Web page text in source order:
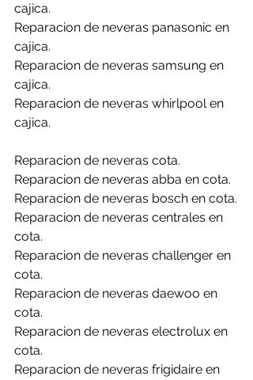
cajica.
Reparacion de neveras panasonic en
cajica.
Reparacion de neveras samsung en
cajica.
Reparacion de neveras whirlpool en
cajica.
Reparacion de neveras cota.
Reparacion de neveras abba en cota.
Reparacion de neveras bosch en cota.
Reparacion de neveras centrales en
cota.
Reparacion de neveras challenger en
cota.
Reparacion de neveras daewoo en
cota.
Reparacion de neveras electrolux en
cota.
Reparacion de neveras frigidaire en